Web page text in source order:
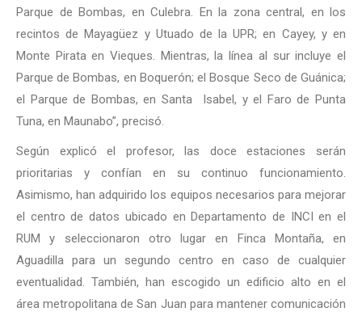
Parque de Bombas, en Culebra. En la zona central, en los
recintos de Mayagüez y Utuado de la UPR; en Cayey, y en
Monte Pirata en Vieques. Mientras, la línea al sur incluye el
Parque de Bombas, en Boquerón; el Bosque Seco de Guánica;
el Parque de Bombas, en Santa Isabel, y el Faro de Punta
Tuna, en Maunabo”, precisó.
Según explicó el profesor, las doce estaciones serán
prioritarias y confían en su continuo funcionamiento.
Asimismo, han adquirido los equipos necesarios para mejorar
el centro de datos ubicado en Departamento de INCI en el
RUM y seleccionaron otro lugar en Finca Montaña, en
Aguadilla para un segundo centro en caso de cualquier
eventualidad. También, han escogido un edificio alto en el
área metropolitana de San Juan para mantener comunicación